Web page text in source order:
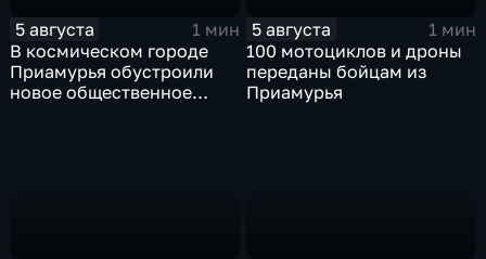
5 августа
1 мин
В космическом городе
Приамурья обустроили
новое общественное
5 августа
1 мин
100 мотоциклов и дроны
переданы бойцам из
Приамурья